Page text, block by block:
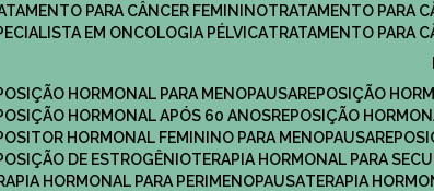
PARA CÂNCER FEMININO
TRATAMENTO PARA
EM ONCOLOGIA PÉLVICA
TRATAMENTO PARA
HORMONAL PARA MENOPAUSA
REPOSIÇÃO
HORMONAL APÓS 60 ANOS
REPOSIÇÃO
HORMONAL FEMININO PARA MENOPAUSA
DE ESTROGÊNIO
TERAPIA HORMONAL PARA
HORMONAL PARA PERIMENOPAUSA
TERAPIA